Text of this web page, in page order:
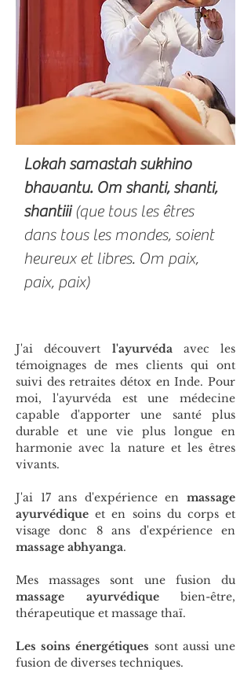
Lokah samastah sukhino
bhavantu. Om shanti, shanti,
shantiii(que tous les êtres
dans tous les mondes, soient
heureux et libres. Om paix,
paix, paix)
J'ai découvert l'ayurvédaavec les
témoignages de mes clients qui ont
suivi des retraites détox en Inde. Pour
moi, l'ayurvéda est une médecine
capable d'apporter une santé plus
durable et une vie plus longue en
harmonie avec la nature et les êtres
vivants.
J'ai 17 ans d'expérience en massage
ayurvédique et en soins du corps et
visage donc 8 ans d'expérience en
massage abhyanga.
Mes massages sont une fusion du
massage ayurvédiquebien-être,
thérapeutique et massage thaï.
Les soins énergétiques sont aussi une
fusion de diverses techniques.